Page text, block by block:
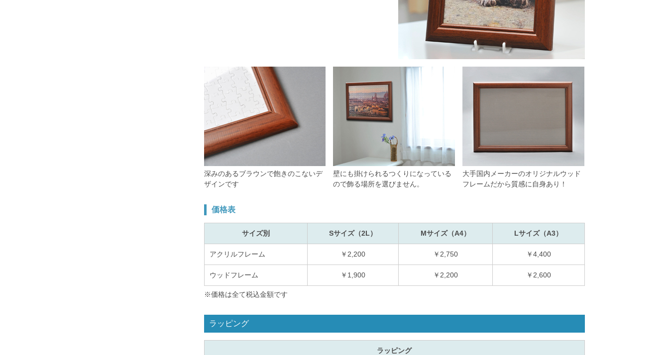
深みのあるブラウンで飽きのこないデ
ザインです
壁にも掛けられるつくりになっている
ので飾る場所を選びません。
大手国内メーカーのオリジナルウッド
フレームだから質感に自身あり！
価格表
※価格は全て税込金額です
サイズ別 Sサイズ（2L） Mサイズ（A4） Lサイズ（A3）
アクリルフレーム ￥2,200 ￥2,750 ￥4,400
ウッドフレーム ￥1,900 ￥2,200 ￥2,600
ラッピング
ラッピング